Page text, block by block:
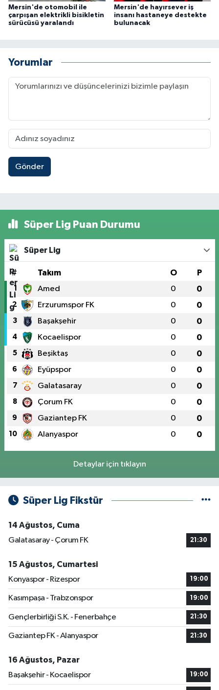
Mersin'de otomobil ile
çarpışan elektrikli bisikletin
sürücüsü yaralandı
Mersin'de hayırsever iş
insanı hastaneye destekte
bulunacak
Yorumlar
Gönder
Süper Lig Puan Durumu
Süper Lig
# Takım O P
1 Amed 0 0
2 Erzurumspor FK 0 0
3 Başakşehir 0 0
4 Kocaelispor 0 0
5 Beşiktaş 0 0
6 Eyüpspor 0 0
7 Galatasaray 0 0
8 Çorum FK 0 0
9 Gaziantep FK 0 0
10 Alanyaspor 0 0
Detaylar için tıklayın
Süper Lig Fikstür
14 Ağustos, Cuma
Galatasaray - Çorum FK
21:30
15 Ağustos, Cumartesi
Konyaspor - Rizespor
19:00
Kasımpaşa - Trabzonspor 19:00
Gençlerbirliği S.K. - Fenerbahçe 21:30
Gaziantep FK - Alanyaspor 21:30
16 Ağustos, Pazar
Başakşehir - Kocaelispor
19:00